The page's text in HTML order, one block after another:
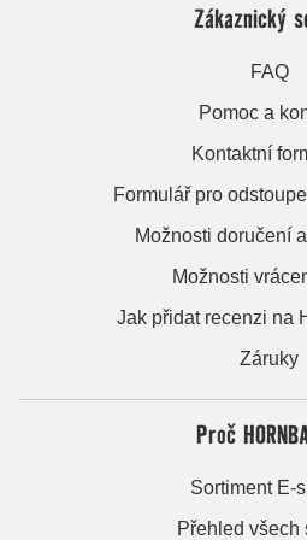
Zákaznický
FAQ
Pomoc a
Kontaktní
Formulář pro
Možnosti doručení
Možnosti
Jak přidat recenzi na
Záruky
Proč
Sortiment E-
Přehled všech